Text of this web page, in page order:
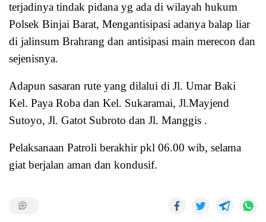
terjadinya tindak pidana yg ada di wilayah hukum
Polsek Binjai Barat, Mengantisipasi adanya balap liar
di jalinsum Brahrang dan antisipasi main merecon dan
sejenisnya.
Adapun sasaran rute yang dilalui di Jl. Umar Baki
Kel. Paya Roba dan Kel. Sukaramai, Jl.Mayjend
Sutoyo, Jl. Gatot Subroto dan Jl. Manggis .
Pelaksanaan Patroli berakhir pkl 06.00 wib, selama
giat berjalan aman dan kondusif.